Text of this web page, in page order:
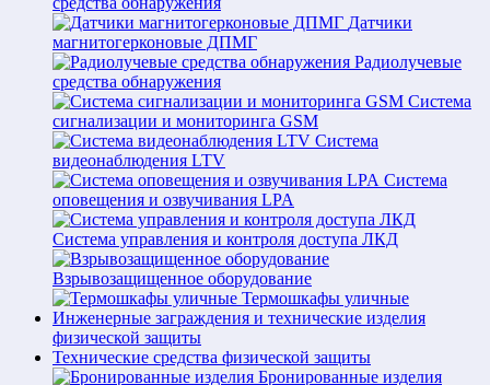
Датчики
магнитогерконовые ДПМГ
Радиолучевые
средства обнаружения
Система
сигнализации и мониторинга GSM
Система
видеонаблюдения LTV
Система
оповещения и озвучивания LPA
Система управления и контроля доступа ЛКД
Взрывозащищенное оборудование
Термошкафы уличные
Инженерные заграждения и технические изделия
физической защиты
Технические средства физической защиты
Бронированные изделия